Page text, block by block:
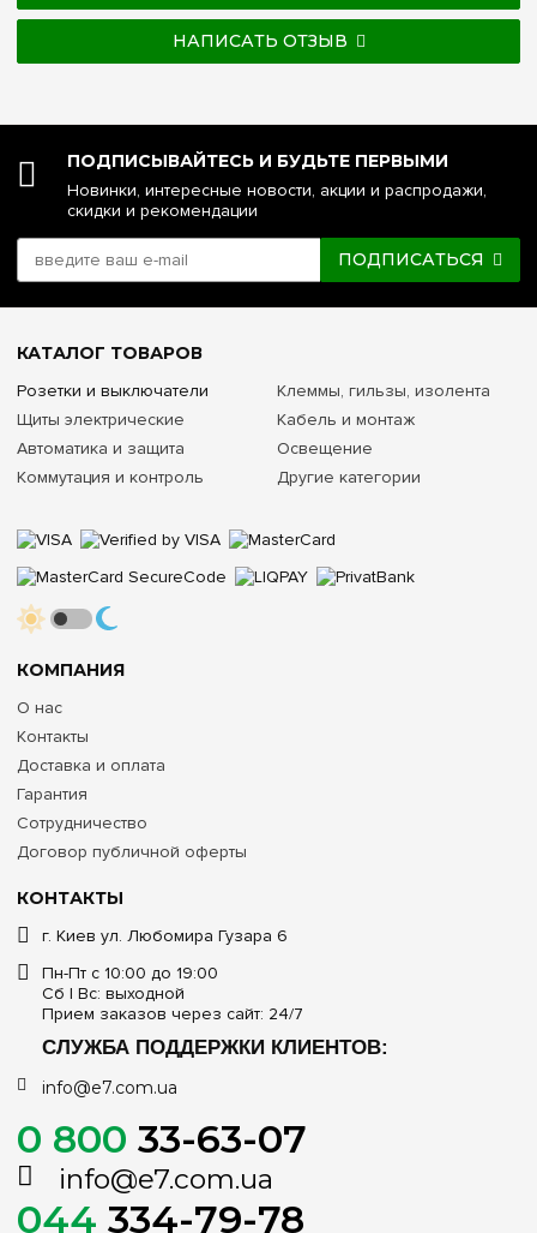
НАПИСАТЬ ОТЗЫВ
ПОДПИСЫВАЙТЕСЬ И БУДЬТЕ ПЕРВЫМИ
Новинки, интересные новости, акции и распродажи,
скидки и рекомендации
ПОДПИСАТЬСЯ
КОНТАКТЫ
г. Киев ул. Любомира Гузара 6
Пн-Пт с 10:00 до 19:00
Сб | Вс: выходной
Прием заказов через сайт: 24/7
СЛУЖБА ПОДДЕРЖКИ КЛИЕНТОВ:
info@e7.com.ua
0 800 33-63-07
info@e7.com.ua
044 334-79-78
КОМПАНИЯ
О нас
Контакты
Доставка и оплата
Гарантия
Сотрудничество
Договор публичной оферты
КАТАЛОГ ТОВАРОВ
Розетки и выключатели
Щиты электрические
Автоматика и защита
Коммутация и контроль
Клеммы, гильзы, изолента
Кабель и монтаж
Освещение
Другие категории